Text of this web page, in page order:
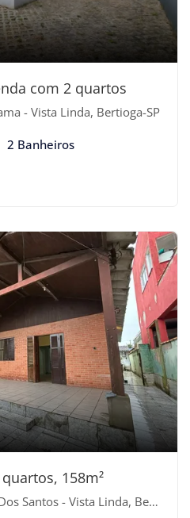
com 2 quartos
- Vista Linda, Bertioga-SP
2 Banheiros
158m²
- Vista Linda, Bertioga-SP